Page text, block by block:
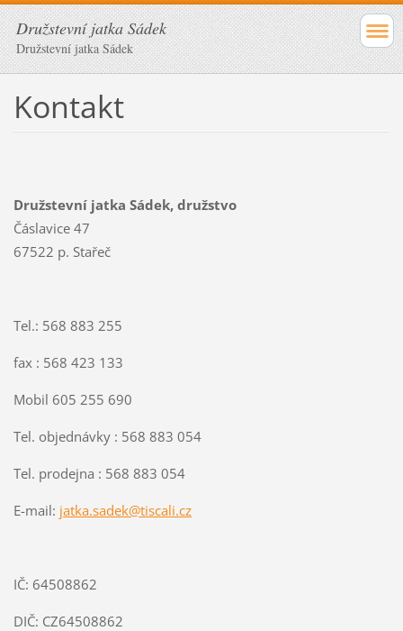
Družstevní jatka Sádek
Družstevní jatka Sádek
Kontakt
Družstevní jatka Sádek, družstvo
Čáslavice 47
67522 p. Stařeč
Tel.: 568 883 255
fax : 568 423 133
Mobil 605 255 690
Tel. objednávky : 568 883 054
Tel. prodejna : 568 883 054
E-mail: jatka.sadek@tiscali.cz
IČ: 64508862
DIČ: CZ64508862